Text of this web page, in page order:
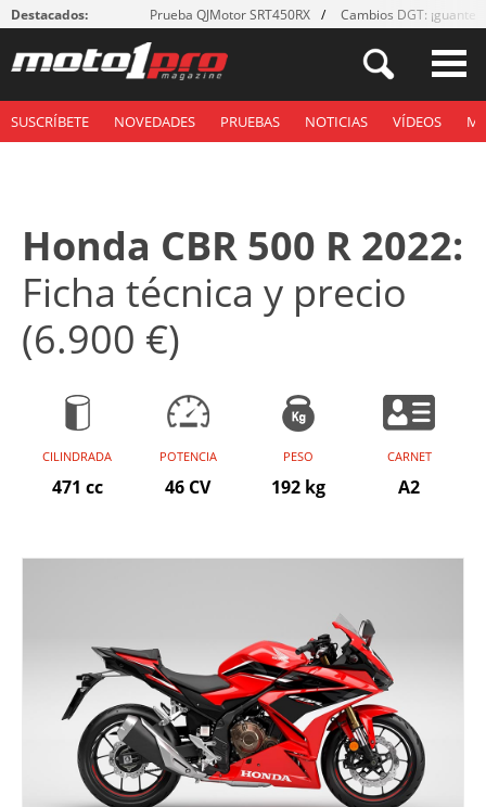
Destacados: Prueba QJMotor SRT450RX Cambios DGT: ¡guantes!
SUSCRÍBETE NOVEDADES PRUEBAS NOTICIAS VÍDEOS
Honda CBR 500 R 2022:
Ficha técnica y precio
(6.900 €)
CILINDRADA
471 cc
POTENCIA
46 CV
PESO
192 kg
CARNET
A2